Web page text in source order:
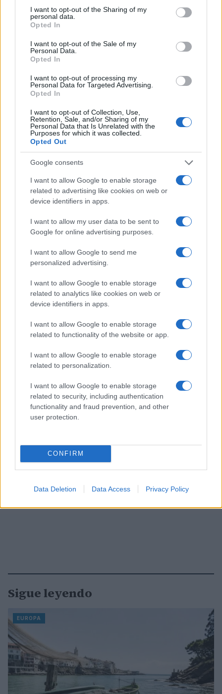
not limited to your visit or usage behaviour. You may click to
grant or deny consent to Google and its third-party tags to
use your data for below specified purposes in below Google
consent section.
I want to opt-out of the Sharing of my
personal data.
Opted In
I want to opt-out of the Sale of my
Personal Data.
Opted In
I want to opt-out of processing my
Personal Data for Targeted Advertising.
Opted In
I want to opt-out of Collection, Use,
Retention, Sale, and/or Sharing of my
Personal Data that Is Unrelated with the
Purposes for which it was collected.
Opted Out
Google consents
I want to allow Google to enable storage
related to advertising like cookies on web or
device identifiers in apps.
I want to allow my user data to be sent to
Google for online advertising purposes.
I want to allow Google to send me
personalized advertising.
I want to allow Google to enable storage
related to analytics like cookies on web or
device identifiers in apps.
I want to allow Google to enable storage
related to functionality of the website or app.
I want to allow Google to enable storage
related to personalization.
I want to allow Google to enable storage
related to security, including authentication
functionality and fraud prevention, and other
user protection.
CONFIRM
Data Deletion Data Access Privacy Policy
parascending y el jet-ski. Para los amantes de la
montaña, hay recorridos panorámicos por
acantilados rocosos y un teleférico hasta la cima
del pico más alto de España. Los excursionistas
aventura difícil.
1. Ibiza
Ibiza es famosa por sus discotecas, fiestas y
playas. La ciudad de Ibiza y San Antonio son los
lugares más populares para la vida nocturna. No
empiezan hasta después de las 7 de la tarde y
permanecen abiertas hasta la madrugada.
Durante el día, hay un mercado de estilo
carnavalesco en el que se pueden comprar
alimentos frescos y artesanía, así como un
es una enorme cueva natural que merece la pena
ver y los visitantes pueden tomar un barco a la
cercanaisla de Formentera.
AUTOR
Redacción Viajar365.com
Sigue leyendo
EUROPA